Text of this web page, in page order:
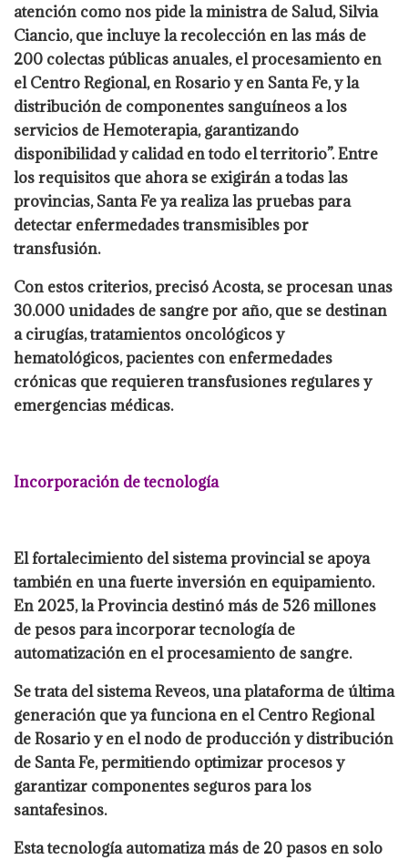
atención como nos pide la ministra de Salud, Silvia
Ciancio, que incluye la recolección en las más de
200 colectas públicas anuales, el procesamiento en
el Centro Regional, en Rosario y en Santa Fe, y la
distribución de componentes sanguíneos a los
servicios de Hemoterapia, garantizando
disponibilidad y calidad en todo el territorio”. Entre
los requisitos que ahora se exigirán a todas las
provincias, Santa Fe ya realiza las pruebas para
detectar enfermedades transmisibles por
transfusión.
Con estos criterios, precisó Acosta, se procesan unas
30.000 unidades de sangre por año, que se destinan
a cirugías, tratamientos oncológicos y
hematológicos, pacientes con enfermedades
crónicas que requieren transfusiones regulares y
emergencias médicas.
Incorporación de tecnología
El fortalecimiento del sistema provincial se apoya
también en una fuerte inversión en equipamiento.
En 2025, la Provincia destinó más de 526 millones
de pesos para incorporar tecnología de
automatización en el procesamiento de sangre.
Se trata del sistema Reveos, una plataforma de última
generación que ya funciona en el Centro Regional
de Rosario y en el nodo de producción y distribución
de Santa Fe, permitiendo optimizar procesos y
garantizar componentes seguros para los
santafesinos.
Esta tecnología automatiza más de 20 pasos en solo